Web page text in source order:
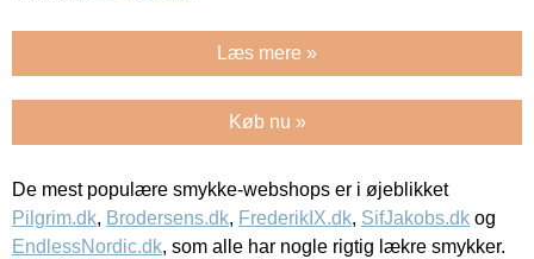
Læs mere »
Køb nu »
De mest populære smykke-webshops er i øjeblikket
Pilgrim.dk, Brodersens.dk, FrederikIX.dk, SifJakobs.dk og
EndlessNordic.dk, som alle har nogle rigtig lækre smykker.